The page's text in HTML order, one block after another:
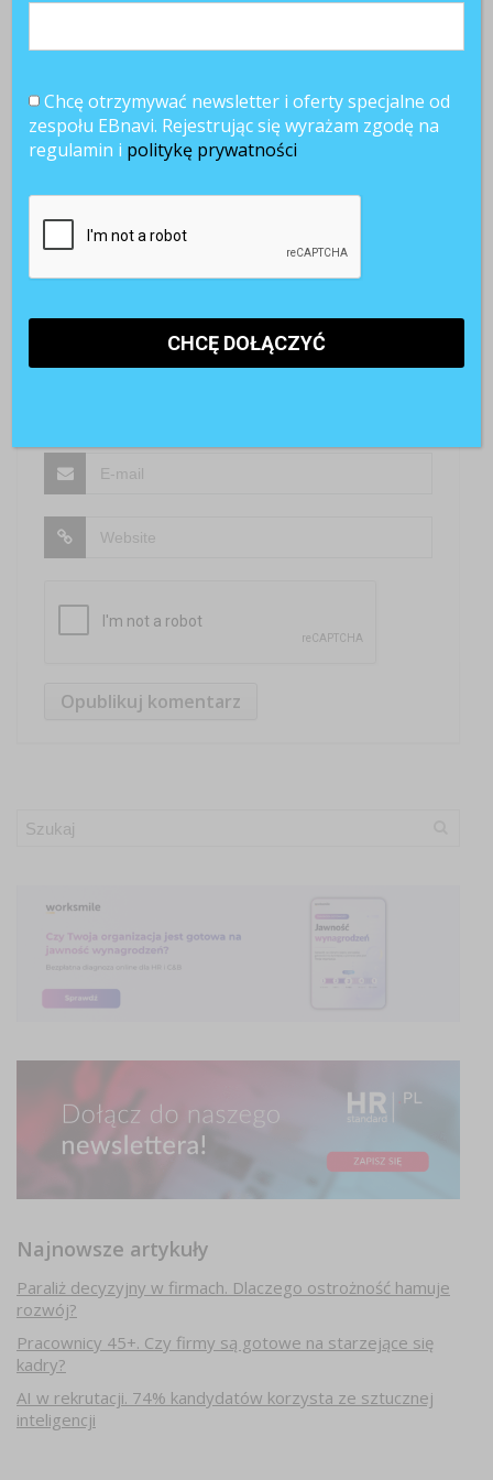
Z przyjemnością poznamy Twoją opinię
SKOMENTUJ
Najnowsze artykuły
Paraliż decyzyjny w firmach. Dlaczego ostrożność hamuje
rozwój?
Pracownicy 45+. Czy firmy są gotowe na starzejące się
kadry?
AI w rekrutacji. 74% kandydatów korzysta ze sztucznej
inteligencji
Chcę otrzymywać newsletter i oferty specjalne od
zespołu EBnavi. Rejestrując się wyrażam zgodę na
regulamin i politykę prywatności